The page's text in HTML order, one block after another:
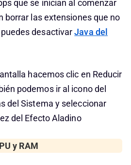
que se inician al comenzar
borrar las extensiones que no
desactivarJava del
hacemos clic en Reducir
podemos ir al icono del
del Sistema y seleccionar
del Efecto Aladino
y RAM